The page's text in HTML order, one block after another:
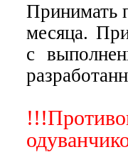
Принимать
месяца.
с